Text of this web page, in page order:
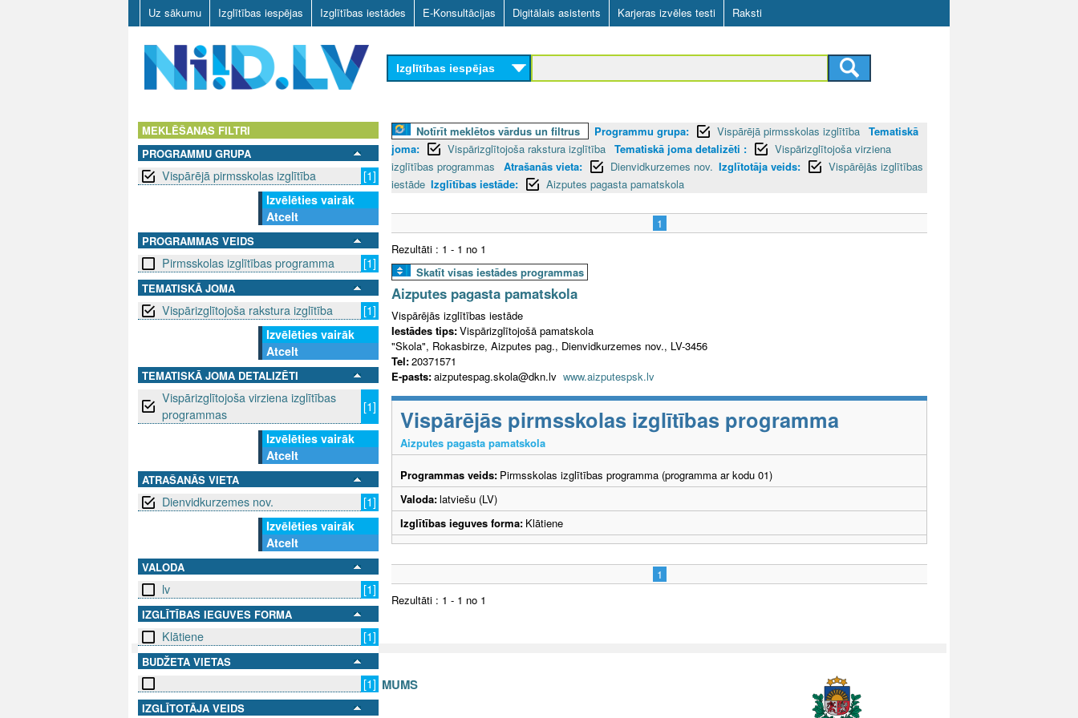
Skip
to
main
content
Uz sākumu Izglītības iespējas Izglītības iestādes E-Konsultācijas Digitālais asistents Karjeras izvēles testi Raksti
V
Izglītības iespējas
MEKLĒŠANAS FILTRI
PROGRAMMU GRUPA
Vispārējā pirmsskolas izglītība
[1]
Izvēlēties vairāk
Atcelt
PROGRAMMAS VEIDS
Pirmsskolas izglītības programma [1]
TEMATISKĀ JOMA
Vispārizglītojoša rakstura izglītība
[1]
Izvēlēties vairāk
Atcelt
TEMATISKĀ JOMA DETALIZĒTI
Vispārizglītojoša virziena izglītības
programmas
[1]
Izvēlēties vairāk
Atcelt
ATRAŠANĀS VIETA
Dienvidkurzemes nov.
[1]
Izvēlēties vairāk
Atcelt
VALODA
lv [1]
IZGLĪTĪBAS IEGUVES FORMA
Klātiene [1]
BUDŽETA VIETAS
[1]
IZGLĪTOTĀJA VEIDS
Notīrīt meklētos vārdus un filtrus Programmu grupa: Vispārējā pirmsskolas izglītība Tematiskā
joma:
Vispārizglītojoša rakstura izglītība Tematiskā joma detalizēti :
Vispārizglītojoša virziena
izglītības programmas
Atrašanās vieta: Dienvidkurzemes nov. Izglītotāja veids:
Vispārējās izglītības
iestāde Izglītības iestāde: Aizputes pagasta pamatskola
1
Rezultāti : 1 - 1 no 1
Skatīt visas iestādes programmas
Aizputes pagasta pamatskola
Vispārējās izglītības iestāde
Iestādes tips:Vispārizglītojošā pamatskola
"Skola", Rokasbirze, Aizputes pag., Dienvidkurzemes nov., LV-3456
Tel:20371571
E-pasts:aizputespag.skola@dkn.lv www.aizputespsk.lv
Vispārējās pirmsskolas izglītības programma
Aizputes pagasta pamatskola
Programmas veids: Pirmsskolas izglītības programma (programma ar kodu 01)
Valoda:latviešu (LV)
Izglītības ieguves forma: Klātiene
1
Rezultāti : 1 - 1 no 1
SEKO MUMS SAZINIES AR MUMS